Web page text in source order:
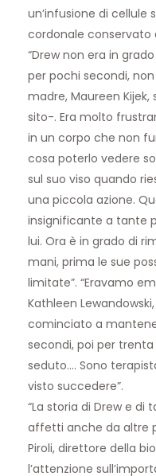
un’infusione di
cordonale
“Drew non era in
per pochi secondi,
madre, Maureen
sito-. Era molto
in un corpo che non
cosa poterlo vedere
sul suo viso quando
una piccola azione.
insignificante a tante
lui. Ora è in grado di
mani, prima le sue
limitate”. “Eravamo
Kathleen
cominciato a
secondi, poi per
seduto…. Sono
visto succedere”.
“La storia di Drew e
affetti anche da altre
Piroli, direttore della
l’attenzione